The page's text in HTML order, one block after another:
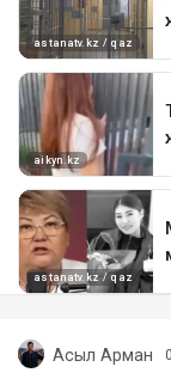
Асыл Арман